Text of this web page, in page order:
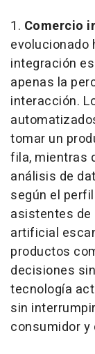
1. Comercio
evolucionado
integración
apenas la
interacción.
tomar un
fila, mientras
análisis de
según el
asistentes de
artificial
productos
decisiones
tecnología
sin
consumidor y